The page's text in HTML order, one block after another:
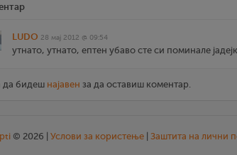
LUDO 28 мај 2012 @ 09:54
утнато, утнато, ептен убаво сте си поминале
да бидеш најавен за да оставиш коментар.
© 2026 | Услови за користење Заштита на лични